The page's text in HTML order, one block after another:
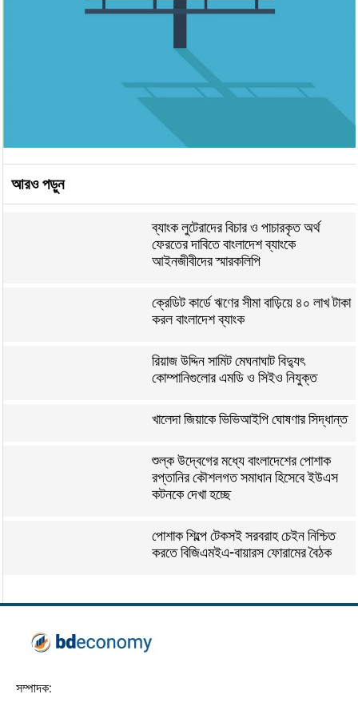
আরও পড়ুন
ব্যাংক লুটেরাদের বিচার ও পাচারকৃত অর্থ
ফেরতের দাবিতে বাংলাদেশ ব্যাংকে
আইনজীবীদের স্মারকলিপি
ক্রেডিট কার্ডে ঋণের সীমা বাড়িয়ে ৪০ লাখ টাকা
করল বাংলাদেশ ব্যাংক
রিয়াজ উদ্দিন সামিট মেঘনাঘাট বিদ্যুৎ
কোম্পানিগুলোর এমডি ও সিইও নিযুক্ত
খালেদা জিয়াকে ভিভিআইপি ঘোষণার সিদ্ধান্ত
শুল্ক উদ্বেগের মধ্যে বাংলাদেশের পোশাক
রপ্তানির কৌশলগত সমাধান হিসেবে ইউএস
কটনকে দেখা হচ্ছে
পোশাক শিল্পে টেকসই সরবরাহ চেইন নিশ্চিত
করতে বিজিএমইএ-বায়ারস ফোরামের বৈঠক
সম্পাদক: